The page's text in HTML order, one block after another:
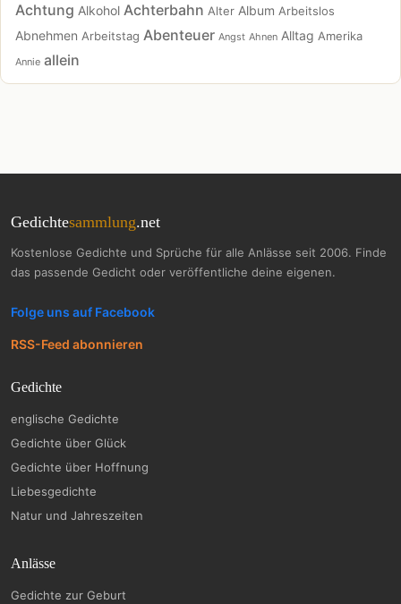
Achtung Alkohol Achterbahn Alter Album Arbeitslos
Abnehmen Arbeitstag Abenteuer Angst Ahnen Alltag Amerika
Annie allein
Gedichtesammlung.net
Kostenlose Gedichte und Sprüche für alle Anlässe seit 2006. Finde
das passende Gedicht oder veröffentliche deine eigenen.
Folge uns auf Facebook
RSS-Feed abonnieren
Gedichte
englische Gedichte
Gedichte über Glück
Gedichte über Hoffnung
Liebesgedichte
Natur und Jahreszeiten
Anlässe
Gedichte zur Geburt